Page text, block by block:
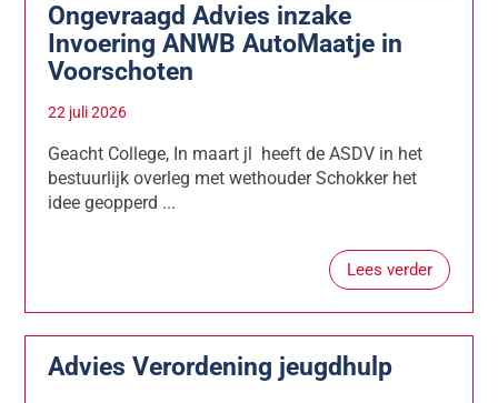
Ongevraagd Advies inzake
Invoering ANWB AutoMaatje in
Voorschoten
22 juli 2026
Geacht College, In maart jl heeft de ASDV in het
bestuurlijk overleg met wethouder Schokker het
idee geopperd ...
Lees verder
Advies Verordening jeugdhulp